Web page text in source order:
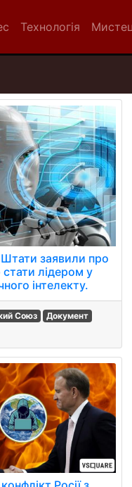
Технологія
Штати заявили про
стати лідером у
інтелекту.
Союз
Документ